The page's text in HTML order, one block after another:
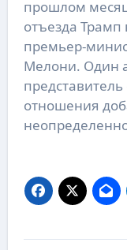
прошлом
отъезда Трамп
премьер-
Мелони. Один
отношения